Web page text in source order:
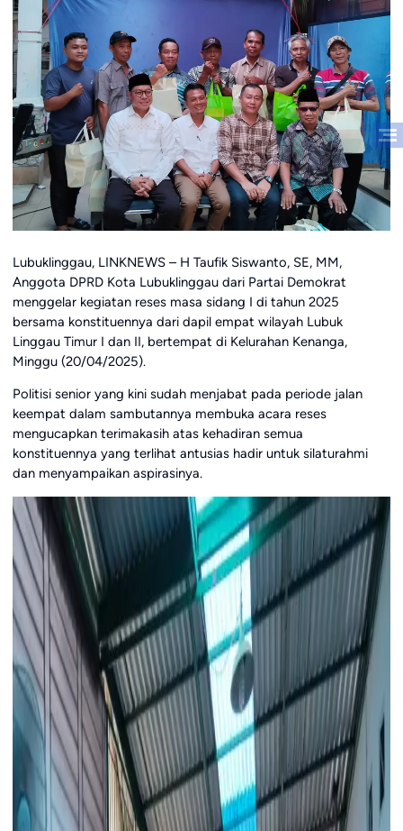
Lubuklinggau, LINKNEWS – H Taufik Siswanto, SE, MM,
Anggota DPRD Kota Lubuklinggau dari Partai Demokrat
menggelar kegiatan reses masa sidang I di tahun 2025
bersama konstituennya dari dapil empat wilayah Lubuk
Linggau Timur I dan II, bertempat di Kelurahan Kenanga,
Minggu (20/04/2025).
Politisi senior yang kini sudah menjabat pada periode jalan
keempat dalam sambutannya membuka acara reses
mengucapkan terimakasih atas kehadiran semua
konstituennya yang terlihat antusias hadir untuk silaturahmi
dan menyampaikan aspirasinya.